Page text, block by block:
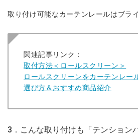
取り付け可能なカーテンレールはブラ
関連記事リンク：
取付方法＜ロールスクリーン＞
ロールスクリーンをカーテンレー
選び方＆おすすめ商品紹介
3．こんな取り付けも「テンション